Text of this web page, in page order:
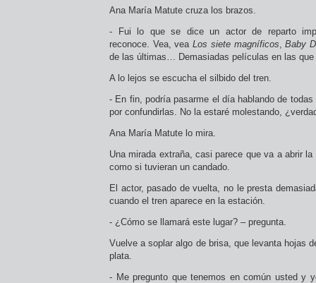
Ana María Matute cruza los brazos.
- Fui lo que se dice un actor de reparto
reconoce. Vea, veaLos siete magníficos,Baby
de las últimas… Demasiadas películas en las
A lo lejos se escucha el silbido del tren.
- En fin, podría pasarme el día hablando de
por confundirlas. No la estaré molestando,
Ana María Matute lo mira.
Una mirada extraña, casi parece que va a abrir
como si tuvieran un candado.
El actor, pasado de vuelta, no le presta
cuando el tren aparece en la estación.
- ¿Cómo se llamará este lugar? – pregunta.
Vuelve a soplar algo de brisa, que levanta hojas
plata.
- Me pregunto que tenemos en común usted y